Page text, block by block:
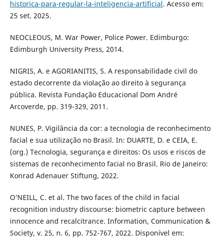
historica-para-regular-la-inteligencia-artificial. Acesso em:
25 set. 2025.
NEOCLEOUS, M. War Power, Police Power. Edimburgo:
Edimburgh University Press, 2014.
NIGRIS, A. e AGORIANITIS, S. A responsabilidade civil do
estado decorrente da violação ao direito à segurança
pública. Revista Fundação Educacional Dom André
Arcoverde, pp. 319-329, 2011.
NUNES, P. Vigilância da cor: a tecnologia de reconhecimento
facial e sua utilização no Brasil. In: DUARTE, D. e CEIA, E.
(org.) Tecnologia, segurança e direitos: Os usos e riscos de
sistemas de reconhecimento facial no Brasil. Rio de Janeiro:
Konrad Adenauer Stiftung, 2022.
O’NEILL, C. et al. The two faces of the child in facial
recognition industry discourse: biometric capture between
innocence and recalcitrance. Information, Communication &
Society, v. 25, n. 6, pp. 752-767, 2022. Disponível em: